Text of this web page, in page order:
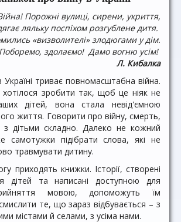
Порожні вулиці, сирени, укриття,
ляльку поспіхом розгублене дитя.
«визволителі» злодюгами у дім.
Поборемо, здолаємо! Дамо вогню усім!
Л. Кибалка
триває повномасштабна війна.
зробити так, щоб це ніяк не
дітей, вона стала невід'ємною
життя. Говорити про війну, смерть,
дітьми складно. Далеко не кожний
самотужки підібрати слова, які не
травмувати дитину.
приходять книжки. Історії, створені
дітей та написані доступною для
мовою, допоможуть їм
те, що зараз відбувається – з
містами й селами, з усіма нами.